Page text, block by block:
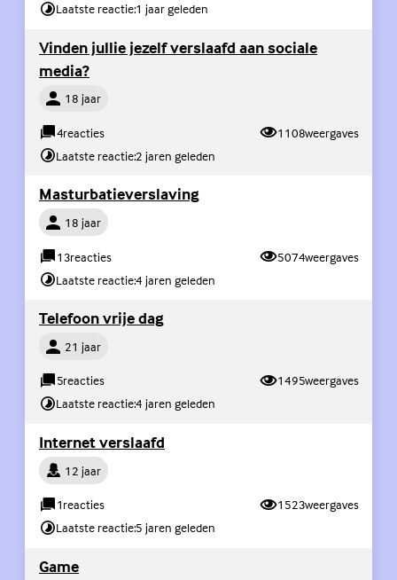
Laatste reactie:1 jaar geleden
Vinden jullie jezelf verslaafd aan sociale
media?
Persoon18 jaar
4reacties 1108weergaves
Laatste reactie:2 jaren geleden
Masturbatieverslaving
Persoon18 jaar
13reacties 5074weergaves
Laatste reactie:4 jaren geleden
Telefoon vrije dag
Persoon21 jaar
5reacties 1495weergaves
Laatste reactie:4 jaren geleden
Internet verslaafd
Persoon12 jaar
1reacties 1523weergaves
Laatste reactie:5 jaren geleden
Game